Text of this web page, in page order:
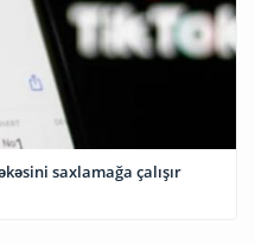
saxlamağa çalışır